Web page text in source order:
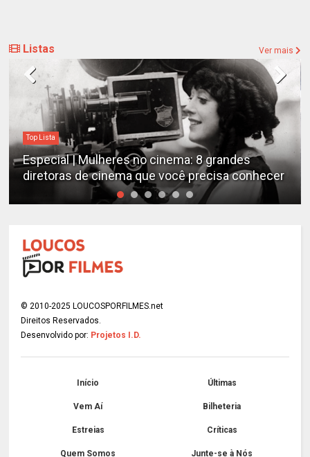
Listas Ver mais
Top Lista
Especial | Mulheres no cinema: 8 grandes
diretoras de cinema que você precisa conhecer
© 2010-2025 LOUCOSPORFILMES.net
Direitos Reservados.
Desenvolvido por: Projetos I.D.
Início Últimas
Vem Aí Bilheteria
Estreias Críticas
Quem Somos Junte-se à Nós